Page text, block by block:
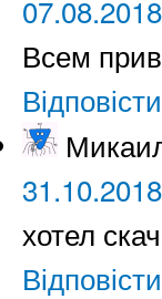
Всем
Відповісти
хотел
Відповісти